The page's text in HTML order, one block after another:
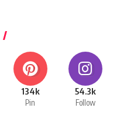
134k
Pin
54.3k
Follow